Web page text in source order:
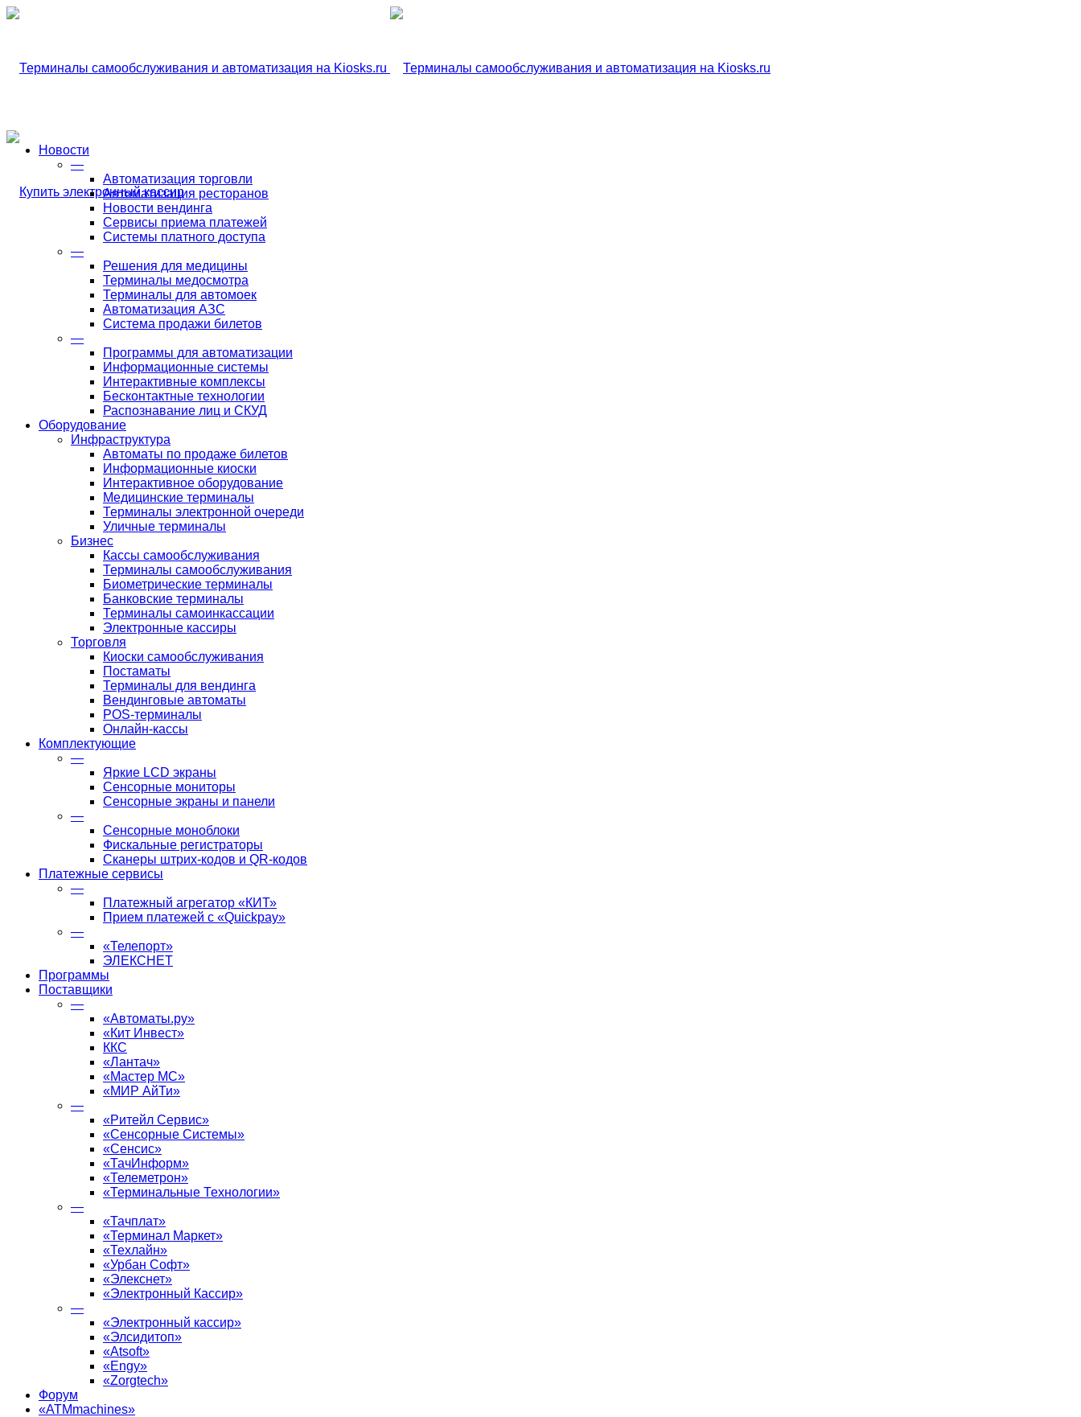
Новости
—
Автоматизация торговли
Автоматизация ресторанов
Новости вендинга
Сервисы приема платежей
Системы платного доступа
—
Решения для медицины
Терминалы медосмотра
Терминалы для автомоек
Автоматизация АЗС
Система продажи билетов
—
Программы для автоматизации
Информационные системы
Интерактивные комплексы
Бесконтактные технологии
Распознавание лиц и СКУД
Оборудование
Инфраструктура
Автоматы по продаже билетов
Информационные киоски
Интерактивное оборудование
Медицинские терминалы
Терминалы электронной очереди
Уличные терминалы
Бизнес
Кассы самообслуживания
Терминалы самообслуживания
Биометрические терминалы
Банковские терминалы
Терминалы самоинкассации
Электронные кассиры
Торговля
Киоски самообслуживания
Постаматы
Терминалы для вендинга
Вендинговые автоматы
POS-терминалы
Онлайн-кассы
Комплектующие
—
Яркие LCD экраны
Сенсорные мониторы
Сенсорные экраны и панели
—
Сенсорные моноблоки
Фискальные регистраторы
Сканеры штрих-кодов и QR-кодов
Платежные сервисы
—
Платежный агрегатор «КИТ»
Прием платежей с «Quickpay»
—
«Телепорт»
ЭЛЕКСНЕТ
Программы
Поставщики
—
«Автоматы.ру»
«Кит Инвест»
ККС
«Лантач»
«Мастер МС»
«МИР АйТи»
—
«Ритейл Сервис»
«Сенсорные Системы»
«Сенсис»
«ТачИнформ»
«Телеметрон»
«Терминальные Технологии»
—
«Тачплат»
«Терминал Маркет»
«Техлайн»
«Урбан Софт»
«Элекснет»
«Электронный Кассир»
—
«Электронный кассир»
«Элсидитоп»
«Atsoft»
«Engy»
«Zorgtech»
Форум
«ATMmachines»